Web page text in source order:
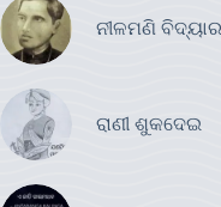
ନୀଳମଣି
ରାଣୀ ଶୁକଦେଇ